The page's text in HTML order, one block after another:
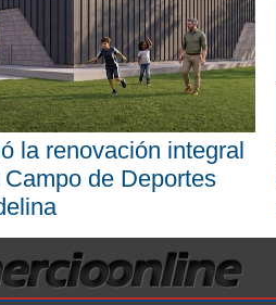
la renovación integral
de Deportes